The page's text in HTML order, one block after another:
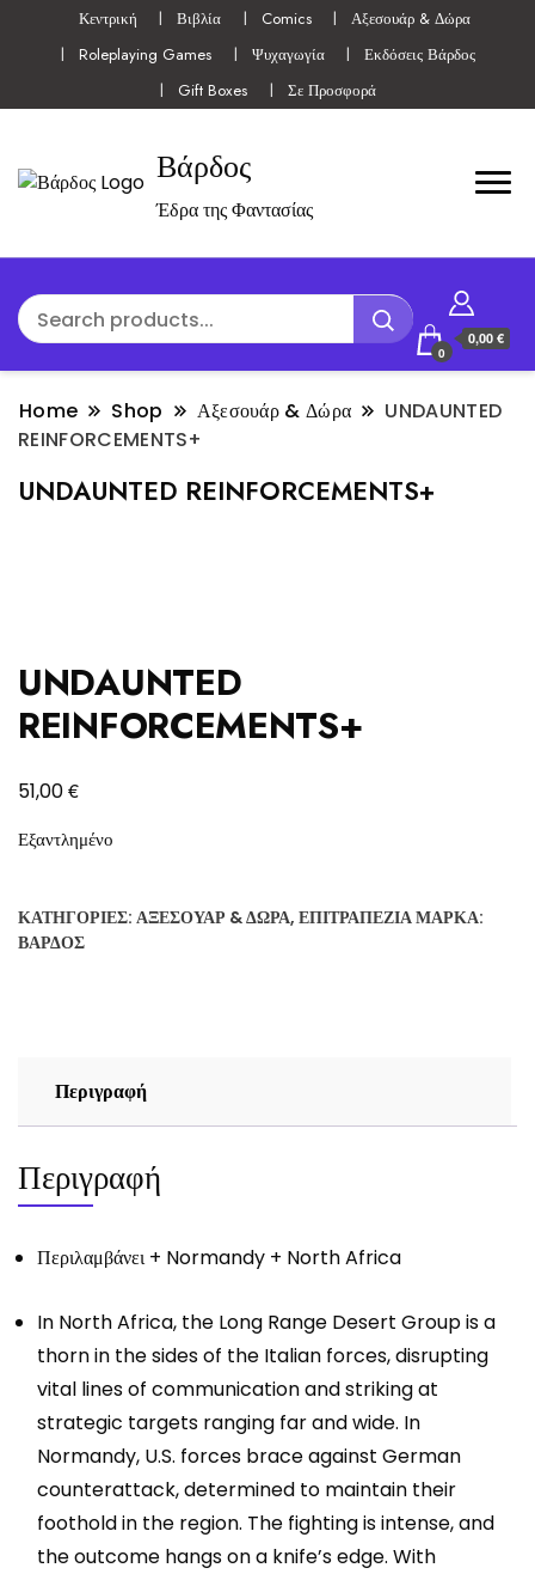
Κεντρική Βιβλία Comics
Αξεσουάρ & Δώρα
Roleplaying Games
Ψυχαγωγία
Εκδόσεις Βάρδος
Gift Boxes
Σε Προσφορά
Βάρδος
Έδρα της Φαντασίας
0
0,00 €
Home Shop Αξεσουάρ & Δώρα
UNDAUNTED
REINFORCEMENTS+
UNDAUNTED REINFORCEMENTS+
UNDAUNTED
REINFORCEMENTS+
51,00€
Εξαντλημένο
ΚΑΤΗΓΟΡΊΕΣ: ΑΞΕΣΟΥΆΡ & ΔΏΡΑ, ΕΠΙΤΡΑΠΈΖΙΑΜΆΡΚΑ:
ΒΆΡΔΟΣ
Περιγραφή
Περιγραφή
Περιλαμβάνει + Normandy + North Africa
In North Africa, the Long Range Desert Group is a
thorn in the sides of the Italian forces, disrupting
vital lines of communication and striking at
strategic targets ranging far and wide. In
Normandy, U.S. forces brace against German
counterattack, determined to maintain their
foothold in the region. The fighting is intense, and
the outcome hangs on a knife’s edge. With